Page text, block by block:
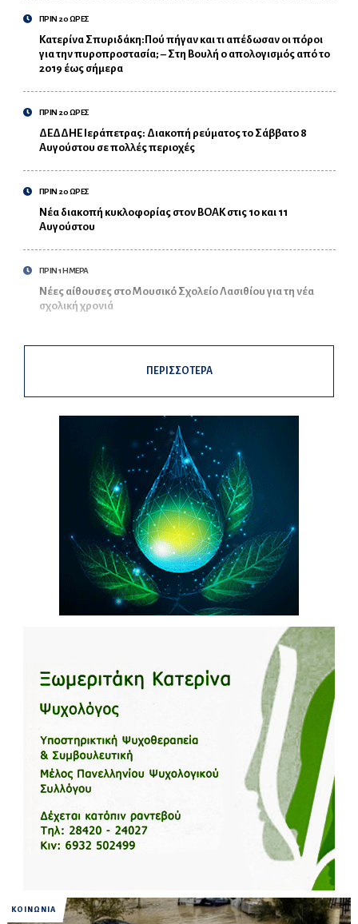
ΠΡΙΝ 20 ΩΡΕΣ
Κατερίνα Σπυριδάκη:Πού πήγαν και τι απέδωσαν οι πόροι
για την πυροπροστασία; – Στη Βουλή ο απολογισμός από το
2019 έως σήμερα
ΠΡΙΝ 20 ΩΡΕΣ
ΔΕΔΔΗΕ Ιεράπετρας: Διακοπή ρεύματος το Σάββατο 8
Αυγούστου σε πολλές περιοχές
ΠΡΙΝ 20 ΩΡΕΣ
Νέα διακοπή κυκλοφορίας στον ΒΟΑΚ στις 10 και 11
Αυγούστου
ΠΡΙΝ 1 ΗΜΕΡΑ
Νέες αίθουσες στο Μουσικό Σχολείο Λασιθίου για τη νέα
σχολική χρονιά
ΠΕΡΙΣΣΟΤΕΡΑ
ΚΟΙΝΩΝΙΑ